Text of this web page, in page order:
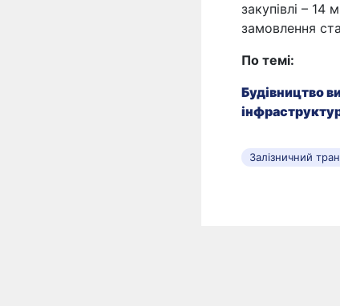
закупівлі – 14
замовлення
По темі:
Будівництво
Залізничний